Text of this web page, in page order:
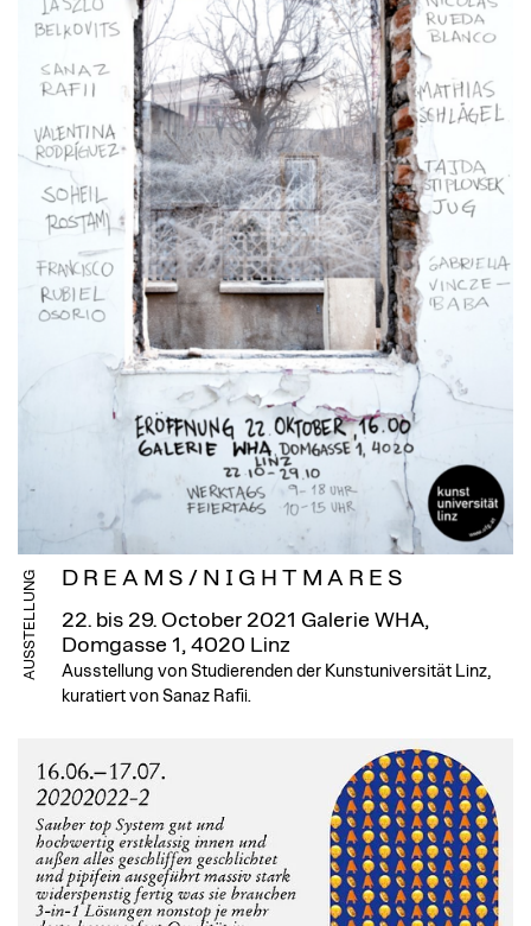
AUSSTELLUNG D R E A M S / N I G H T M A R E S
22. bis 29. October 2021 Galerie WHA,
Domgasse 1, 4020 Linz
Ausstellung von Studierenden der Kunstuniversität Linz,
kuratiert von Sanaz Rafii.